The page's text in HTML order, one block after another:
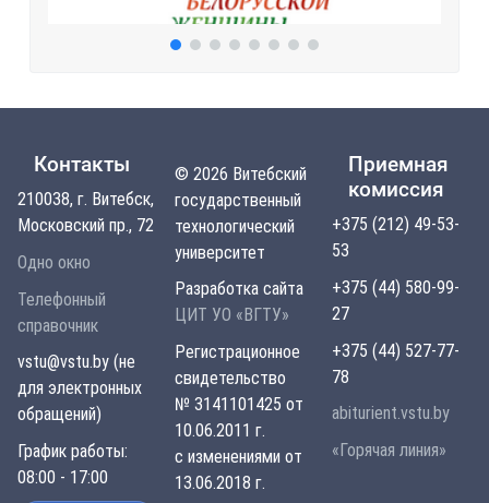
Контакты
210038, г. Витебск,
Московский пр., 72
Одно окно
Телефонный
справочник
vstu@vstu.by (не
для электронных
обращений)
График работы:
08:00 - 17:00
© 2026 Витебский
государственный
технологический
университет
Разработка сайта
ЦИТ УО «ВГТУ»
Регистрационное
свидетельство
№ 3141101425 от
10.06.2011 г.
с изменениями от
13.06.2018 г.
Приемная
комиссия
+375 (212) 49-53-
53
+375 (44) 580-99-
27
+375 (44) 527-77-
78
abiturient.vstu.by
«Горячая линия»